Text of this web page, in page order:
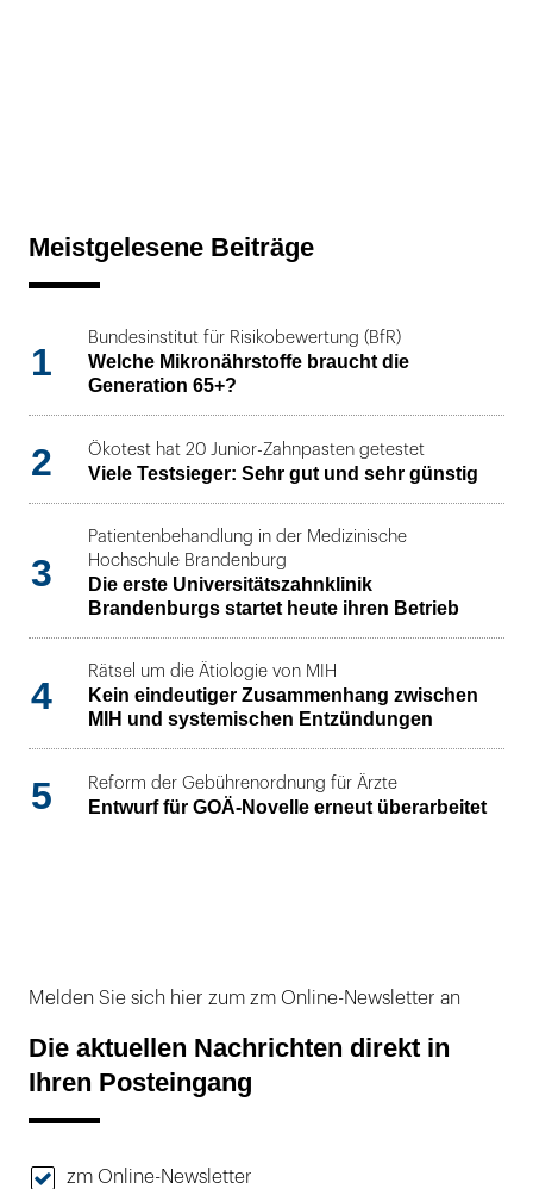
Meistgelesene Beiträge
1
Bundesinstitut für Risikobewertung (BfR)
Welche Mikronährstoffe braucht die
Generation 65+?
2 Ökotest hat 20 Junior-Zahnpasten getestet
Viele Testsieger: Sehr gut und sehr günstig
3
Patientenbehandlung in der Medizinische
Hochschule Brandenburg
Die erste Universitätszahnklinik
Brandenburgs startet heute ihren Betrieb
4
Rätsel um die Ätiologie von MIH
Kein eindeutiger Zusammenhang zwischen
MIH und systemischen Entzündungen
5 Reform der Gebührenordnung für Ärzte
Entwurf für GOÄ-Novelle erneut überarbeitet
Melden Sie sich hier zum zm Online-Newsletter an
Die aktuellen Nachrichten direkt in
Ihren Posteingang
zm Online-Newsletter